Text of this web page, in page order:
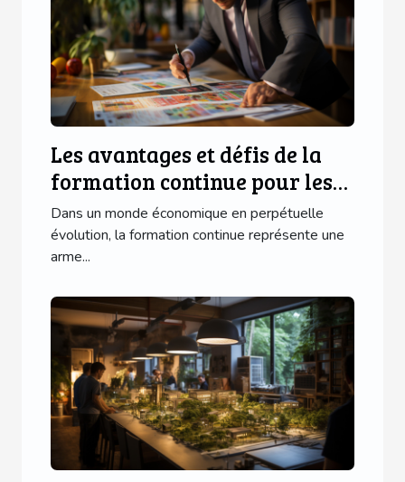
Les avantages et défis de la
formation continue pour les
franchisés
Dans un monde économique en perpétuelle
évolution, la formation continue représente une
arme...